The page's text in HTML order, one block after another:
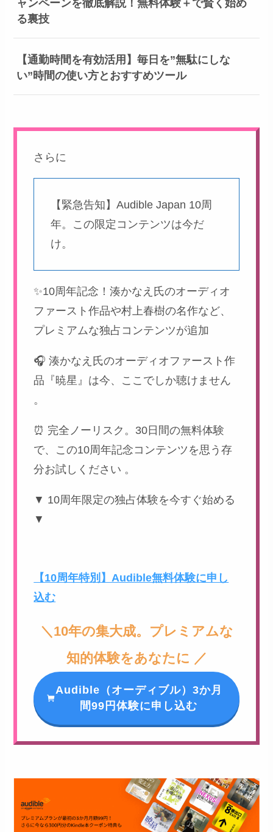
ャンペーンを徹底解説！無料体験＋で賢く始め
る裏技
【通勤時間を有効活用】毎日を”無駄にしな
い”時間の使い方とおすすめツール
さらに
【緊急告知】Audible Japan 10周
年。この限定コンテンツは今だ
け。
✨10周年記念！湊かなえ氏のオーディオ
ファースト作品や村上春樹の名作など、
プレミアムな独占コンテンツが追加
🎧 湊かなえ氏のオーディオファースト作
品『暁星』は今、ここでしか聴けません
。
⏰ 完全ノーリスク。30日間の無料体験
で、この10周年記念コンテンツを思う存
分お試しください 。
▼ 10周年限定の独占体験を今すぐ始める
▼
【10周年特別】Audible無料体験に申し
込む
＼10年の集大成。プレミアムな
知的体験をあなたに ／
Audible（オーディブル）3か月
間99円体験に申し込む